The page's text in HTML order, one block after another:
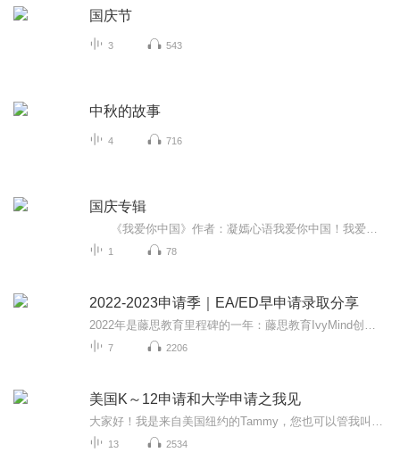
国庆节
3 543
中秋的故事
4 716
国庆专辑
1 78
2022-2023申请季｜EA/ED早申请录取分享
7 2206
美国K～12申请和大学申请之我见
13 2534